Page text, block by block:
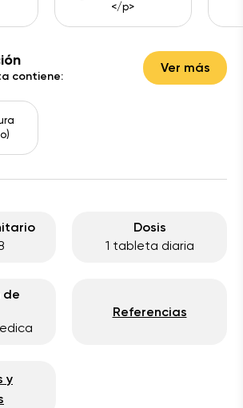
</p>
contiene:
Ver más
Dosis
1 tableta diaria
de
Referencias
y